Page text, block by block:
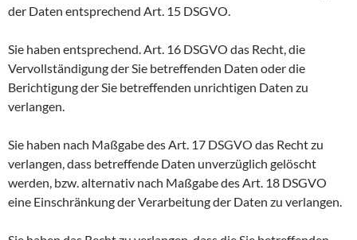
der Daten entsprechend Art. 15 DSGVO.
Sie haben entsprechend. Art. 16 DSGVO das Recht, die
Vervollständigung der Sie betreffenden Daten oder die
Berichtigung der Sie betreffenden unrichtigen Daten zu
verlangen.
Sie haben nach Maßgabe des Art. 17 DSGVO das Recht zu
verlangen, dass betreffende Daten unverzüglich gelöscht
werden, bzw. alternativ nach Maßgabe des Art. 18 DSGVO
eine Einschränkung der Verarbeitung der Daten zu verlangen.